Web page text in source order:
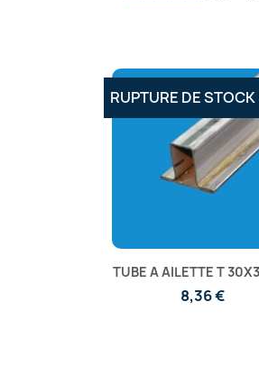
TUBE A AILETTE T
8,36 €
RUPTURE DE STOCK